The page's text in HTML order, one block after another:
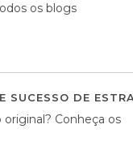
os blogs
SUCESSO DE
Conheça os